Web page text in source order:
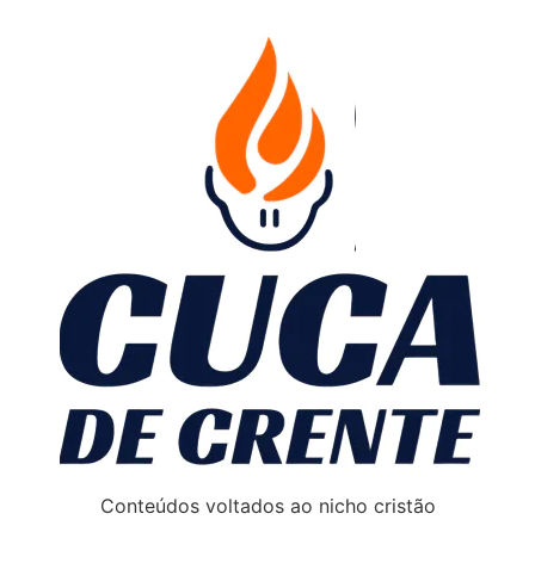
Conteúdos voltados ao nicho cristão